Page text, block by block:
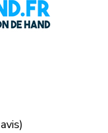
avis)